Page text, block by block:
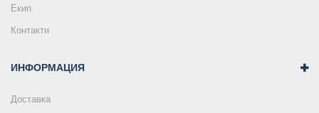
Екип
Контакти
ИНФОРМАЦИЯ
Доставка